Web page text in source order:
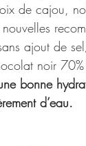
de cajou,
ajout de
noir 70%
bonne
d’eau.